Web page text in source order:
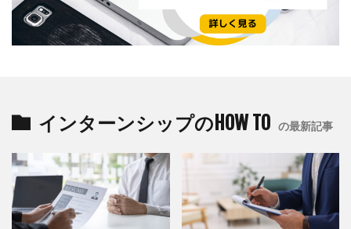
インターンシップのHOW TO の最新記事